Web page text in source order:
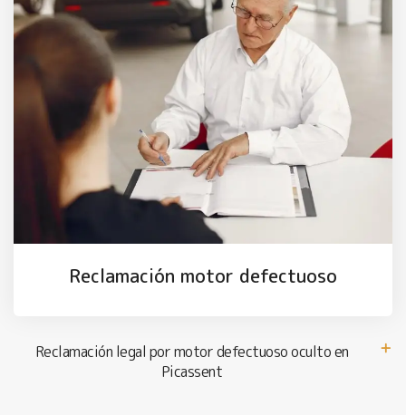
Reclamación motor defectuoso
Reclamación legal por motor defectuoso oculto en
Picassent